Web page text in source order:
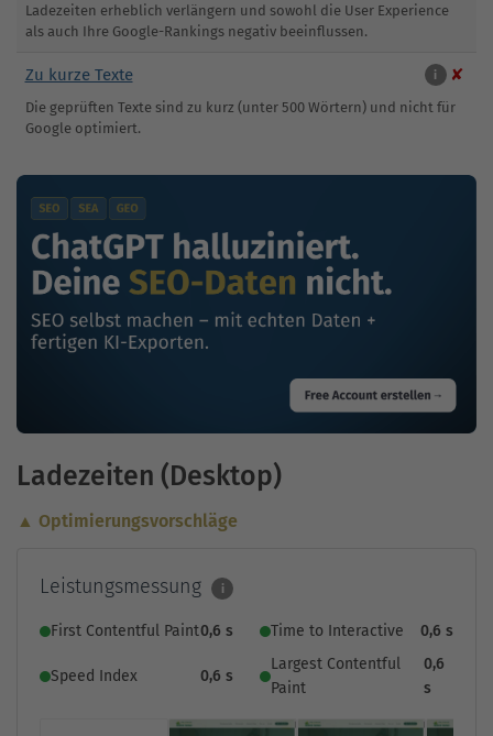
Ladezeiten erheblich verlängern und sowohl die User Experience
als auch Ihre Google-Rankings negativ beeinflussen.
Zu kurze Texte i ✘
Die geprüften Texte sind zu kurz (unter 500 Wörtern) und nicht für
Google optimiert.
Ladezeiten (Desktop)
▲ Optimierungsvorschläge
Leistungsmessung i
First Contentful Paint0,6 s Time to Interactive 0,6 s
Speed Index 0,6 s
Largest Contentful
Paint
0,6
s